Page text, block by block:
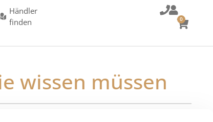
Händler
finden
0
wissen müssen